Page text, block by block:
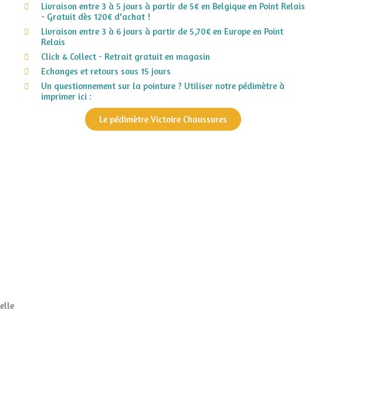
Livraison entre 3 à 5 jours à partir de 5€ en Belgique en Point Relais
- Gratuit dès 120€ d'achat !
Livraison entre 3 à 6 jours à partir de 5,70€ en Europe en Point
Relais
Click & Collect - Retrait gratuit en magasin
Echanges et retours sous 15 jours
Un questionnement sur la pointure ? Utiliser notre pédimètre à
imprimer ici :
Le pédimètre Victoire Chaussures